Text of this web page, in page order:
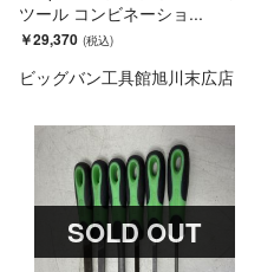
ツール コンビネーショ...
￥29,370
ビッグバン工具館旭川末広店
SOLD OUT